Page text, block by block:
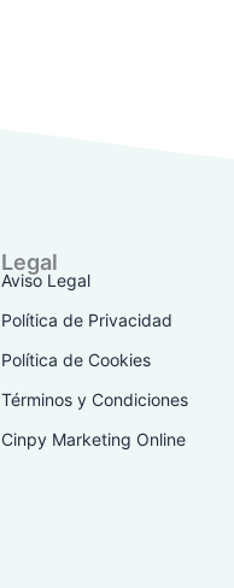
Legal
Aviso Legal
Política de Privacidad
Política de Cookies
Términos y Condiciones
Cinpy Marketing Online